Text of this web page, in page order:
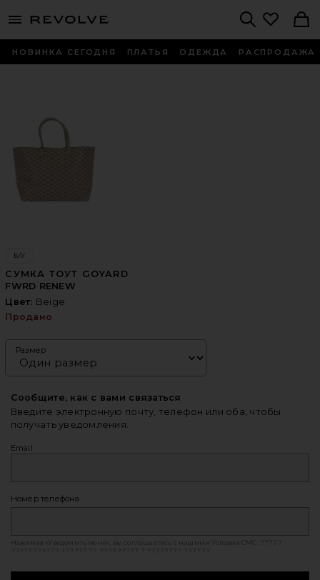
menu - shows more content
НОВИНКА СЕГОДНЯ ПЛАТЬЯ ОДЕЖДА РАСПРОДАЖА
Б/У
СУМКА ТОУТ GOYARD
FWRD RENEW
Цвет: Beige
Продано
Размер
Сообщите, как с вами связаться
Введите электронную почту, телефон или оба, чтобы
получать уведомления.
Email
Номер телефона
Нажимая «Уведомить меня», вы соглашаетесь с нашими Условия СМС